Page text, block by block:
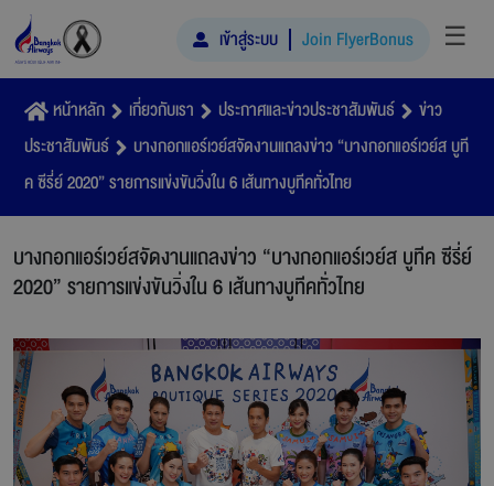
เข้าสู่ระบบ Join FlyerBonus ☰
หน้าหลัก เกี่ยวกับเรา ประกาศและข่าวประชาสัมพันธ์
ข่าว
ประชาสัมพันธ์
บางกอกแอร์เวย์สจัดงานแถลงข่าว “บางกอกแอร์เวย์ส บูที
ค ซีรี่ย์ 2020” รายการแข่งขันวิ่งใน 6 เส้นทางบูทีคทั่วไทย
บางกอกแอร์เวย์สจัดงานแถลงข่าว “บางกอกแอร์เวย์ส บูทีค ซีรี่ย์
2020” รายการแข่งขันวิ่งใน 6 เส้นทางบูทีคทั่วไทย